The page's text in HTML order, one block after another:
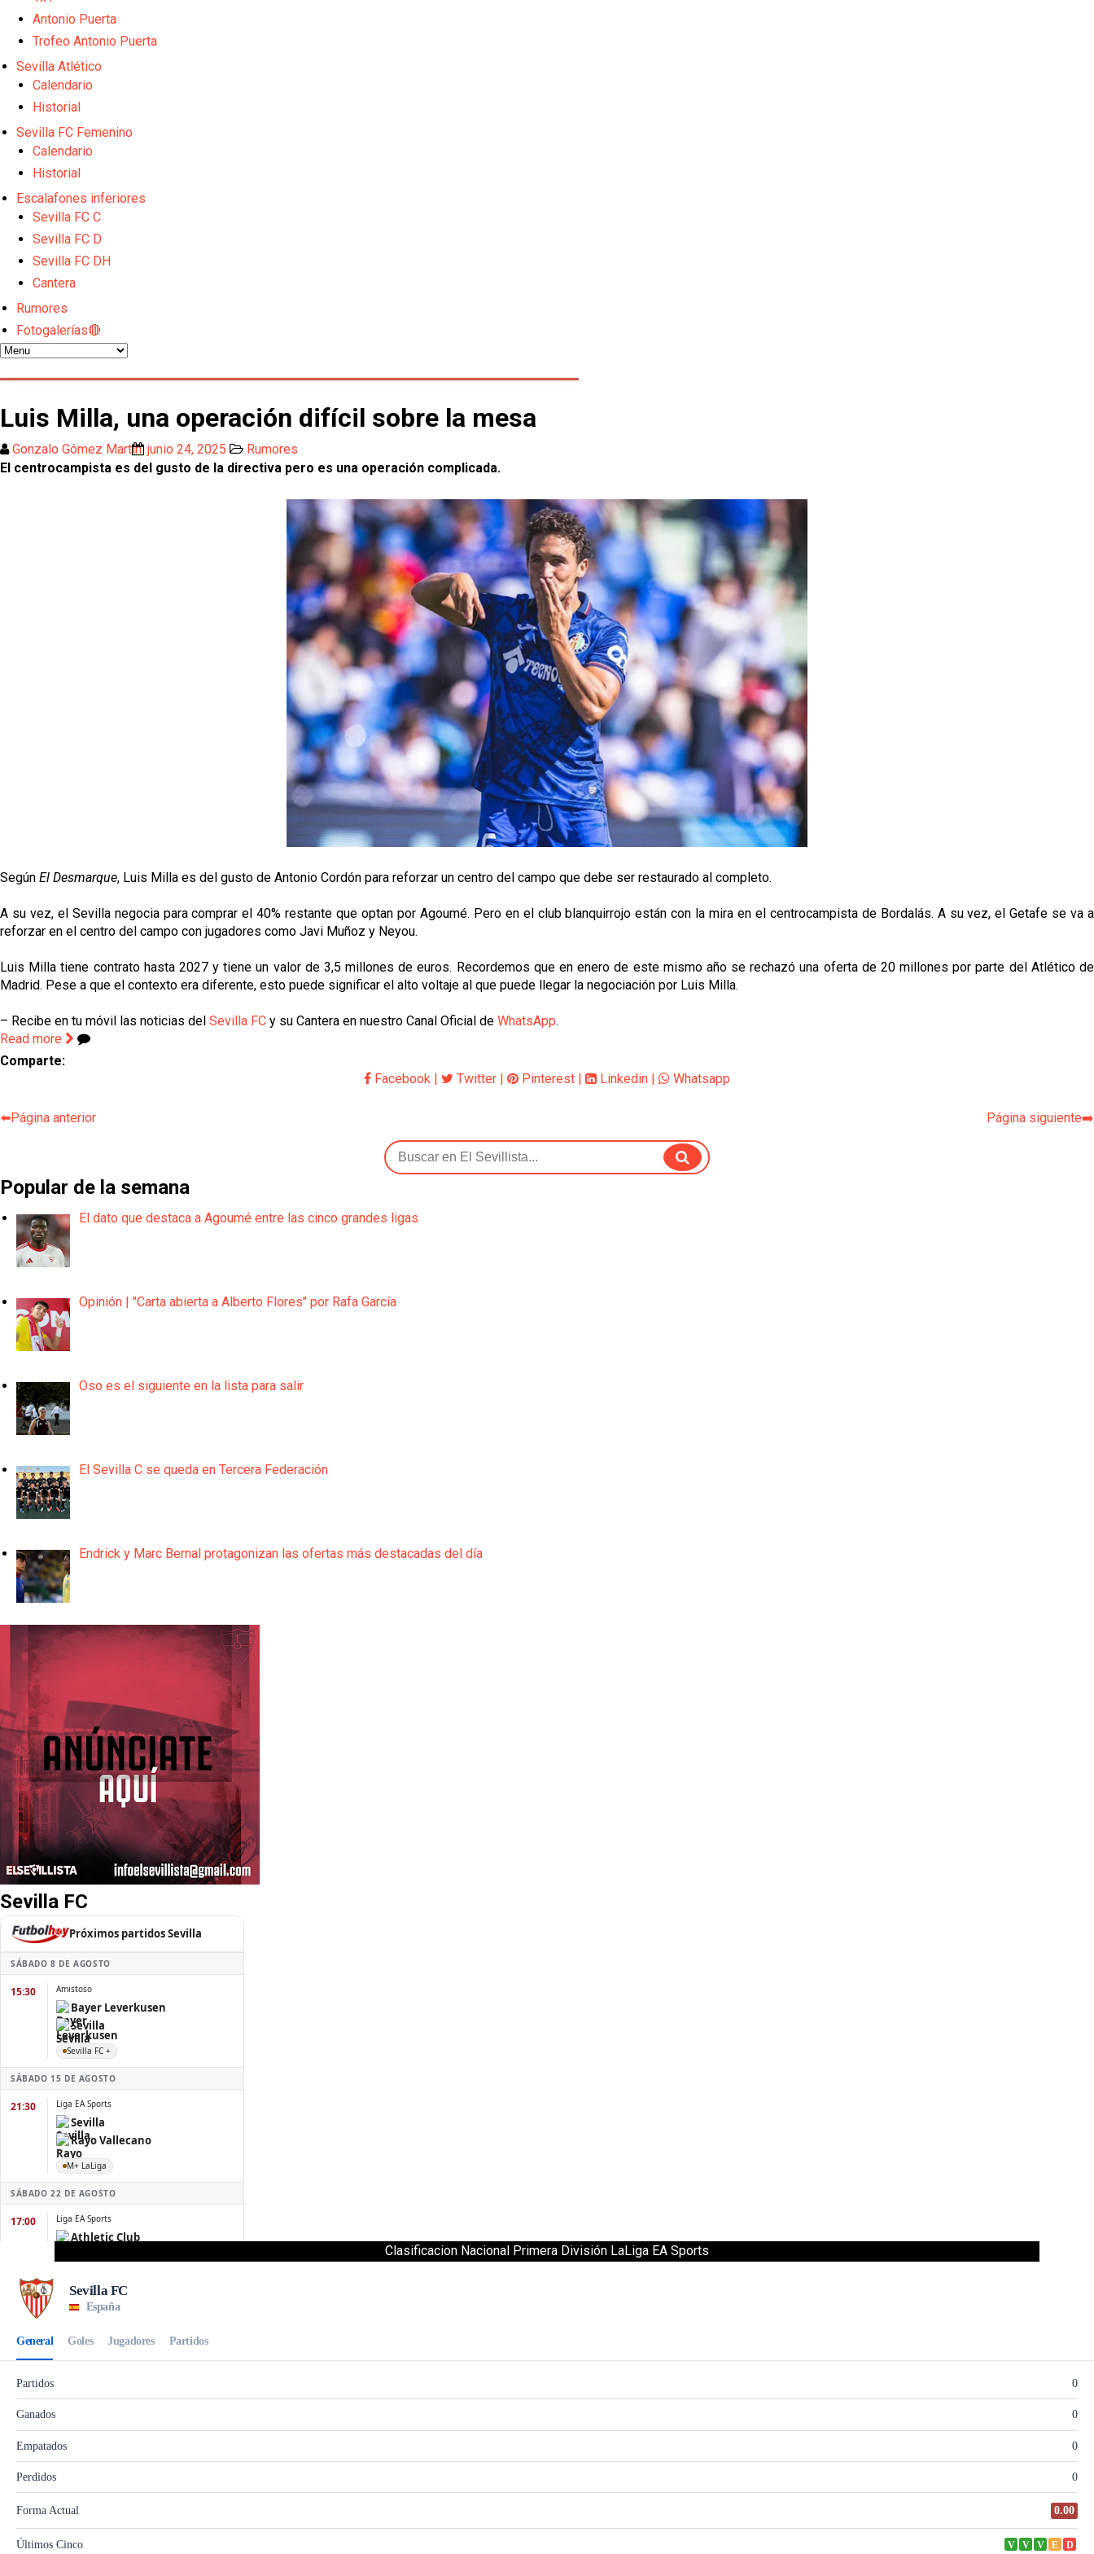
Endrick y Marc Bernal protagonizan las ofertas más destacadas del día
El Sevilla Juvenil A última detalles en Canarias para su debut en la Cantalejo Province Cup
El dato que destaca a Agoumé entre las cinco grandes ligas
Antonio Puerta
Trofeo Antonio Puerta
Sevilla Atlético
Calendario
Historial
Sevilla FC Femenino
Calendario
Historial
Escalafones inferiores
Sevilla FC C
Sevilla FC D
Sevilla FC DH
Cantera
Rumores
Fotogalerías🔴
Luis Milla, una operación difícil sobre la mesa
Gonzalo Gómez Martín junio 24, 2025
Rumores
El centrocampista es del gusto de la directiva pero es una operación complicada.
Según El Desmarque, Luis Milla es del gusto de Antonio Cordón para reforzar un centro del campo que debe ser restaurado al completo.
A su vez, el Sevilla negocia para comprar el 40% restante que optan por Agoumé. Pero en el club blanquirrojo están con la mira en el centrocampista de Bordalás. A su vez, el Getafe se va a
reforzar en el centro del campo con jugadores como Javi Muñoz y Neyou.
Luis Milla tiene contrato hasta 2027 y tiene un valor de 3,5 millones de euros. Recordemos que en enero de este mismo año se rechazó una oferta de 20 millones por parte del Atlético de
Madrid. Pese a que el contexto era diferente, esto puede significar el alto voltaje al que puede llegar la negociación por Luis Milla.
– Recibe en tu móvil las noticias del Sevilla FC y su Cantera en nuestro Canal Oficial de WhatsApp.
Read more
Comparte:
Facebook | Twitter | Pinterest | Linkedin | Whatsapp
⬅️Página anterior Página siguiente➡️
Popular de la semana
El dato que destaca a Agoumé entre las cinco grandes ligas
Opinión | "Carta abierta a Alberto Flores" por Rafa García
Oso es el siguiente en la lista para salir
El Sevilla C se queda en Tercera Federación
Endrick y Marc Bernal protagonizan las ofertas más destacadas del día
Sevilla FC
Clasificacion Nacional Primera División LaLiga EA Sports